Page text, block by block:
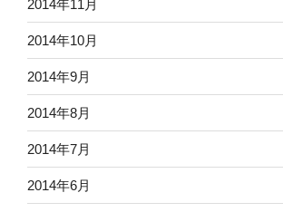
2014年11月
2014年10月
2014年9月
2014年8月
2014年7月
2014年6月